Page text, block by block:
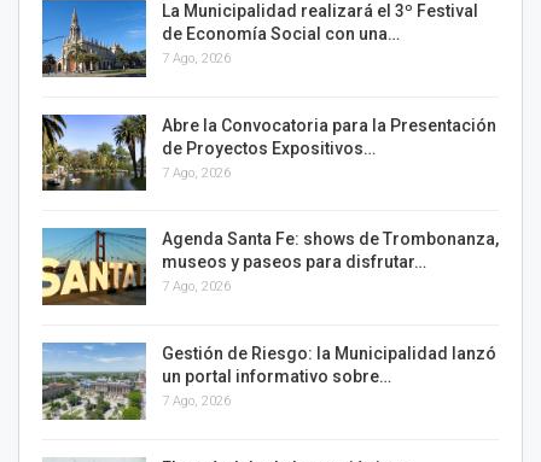
La Municipalidad realizará el 3º Festival
de Economía Social con una…
7 Ago, 2026
Abre la Convocatoria para la Presentación
de Proyectos Expositivos…
7 Ago, 2026
Agenda Santa Fe: shows de Trombonanza,
museos y paseos para disfrutar…
7 Ago, 2026
Gestión de Riesgo: la Municipalidad lanzó
un portal informativo sobre…
7 Ago, 2026